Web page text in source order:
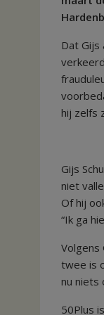
Dat
hij zelfs
Gijs
niet
Of hij
“Ik ga
Volgens
twee is
nu niets
50Plus